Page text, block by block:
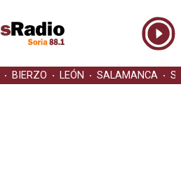
BIERZO LEÓN SALAMANCA